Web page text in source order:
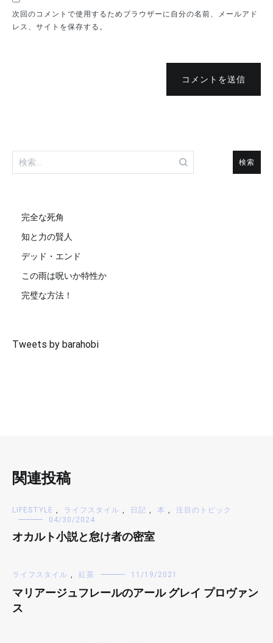
次回のコメントで使用するためブラウザーに自分の名前、メールアド
レス、サイトを保存する。
コメントを送信
検
索:
完全な死角
知と力の賢人
デッド・エンド
この雨は呪いか特性か
完璧な方法！
Tweets by barahobi
関連投稿
LIFESTYLE , ライフスタイル , 日記 , 本 ,
注目のトピック
04/30/2024
オカルト小説と怠け者の密室
ライフスタイル , 紅茶 11/19/2021
マリアージュフレールのアール グレイ プロヴァン
ス